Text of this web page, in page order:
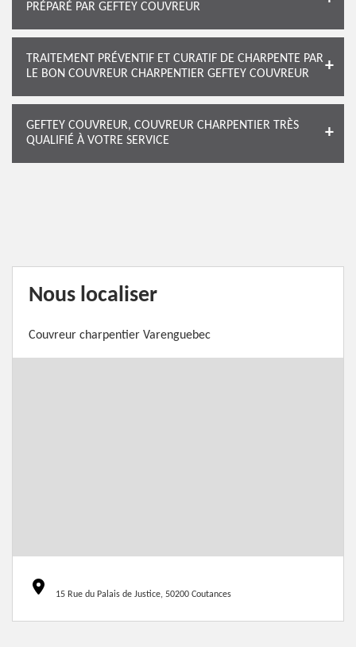
PRÉPARÉ PAR GEFTEY COUVREUR
TRAITEMENT PRÉVENTIF ET CURATIF DE CHARPENTE PAR
LE BON COUVREUR CHARPENTIER GEFTEY COUVREUR
GEFTEY COUVREUR, COUVREUR CHARPENTIER TRÈS
QUALIFIÉ À VOTRE SERVICE
Nous localiser
Couvreur charpentier Varenguebec
15 Rue du Palais de Justice, 50200 Coutances